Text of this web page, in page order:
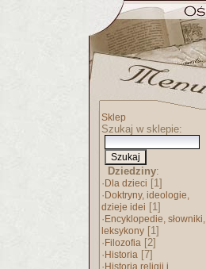
Sklep
Szukaj w sklepie:
Dziedziny:
· Dla dzieci [1]
· Doktryny, ideologie,
dzieje idei [1]
· Encyklopedie, słowniki,
leksykony [1]
· Filozofia [2]
· Historia [7]
· Historia religii i